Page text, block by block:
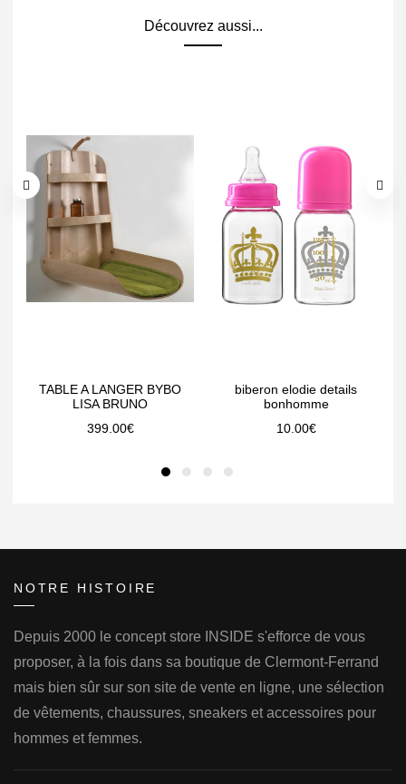
Découvrez aussi...
TABLE A LANGER BYBO
LISA BRUNO
399.00€
biberon elodie details
bonhomme
10.00€
NOTRE HISTOIRE
Depuis 2000 le concept store INSIDE s'efforce de vous
proposer, à la fois dans sa boutique de Clermont-Ferrand
mais bien sûr sur son site de vente en ligne, une sélection
de vêtements, chaussures, sneakers et accessoires pour
hommes et femmes.